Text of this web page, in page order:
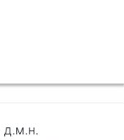
д.м.н.